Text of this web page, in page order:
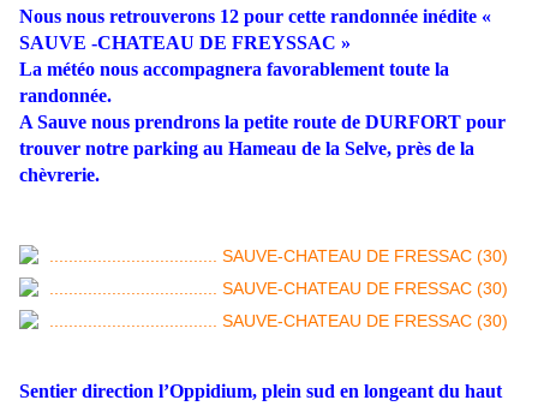
Nous nous retrouverons 12 pour cette randonnée inédite «
SAUVE -CHATEAU DE FREYSSAC »
La météo nous accompagnera favorablement toute la
randonnée.
A Sauve nous prendrons la petite route de DURFORT pour
trouver notre parking au Hameau de la Selve, près de la
chèvrerie.
Sentier direction l’Oppidium, plein sud en longeant du haut